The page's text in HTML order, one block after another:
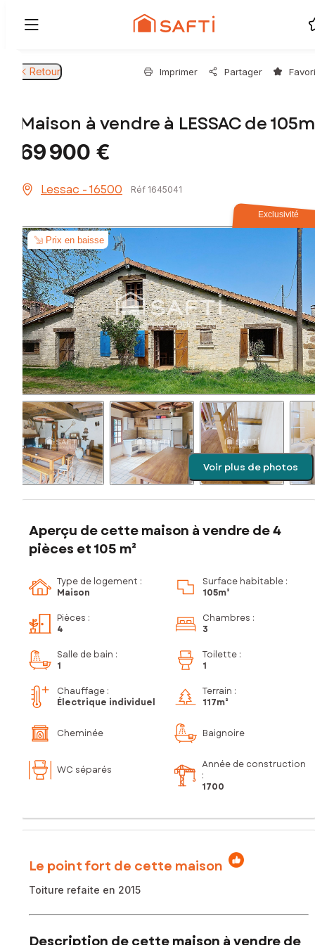
Retour Imprimer Partager
Maison à vendre à LESSAC de
69 900 €
Lessac - 16500 Réf 1645041
Exclusivité
Prix en baisse
Voir plus de photos
Aperçu de cette maison à vendre de 4
pièces et 105 m²
Type de logement :
Maison
Surface habitable :
105m²
Pièces :
4
Chambres :
3
Salle de bain :
1
Toilette :
1
Chauffage :
Électrique individuel
Terrain :
117m²
Cheminée Baignoire
WC séparés
Année de construction
:
1700
Le point fort de cette maison
Toiture refaite en 2015